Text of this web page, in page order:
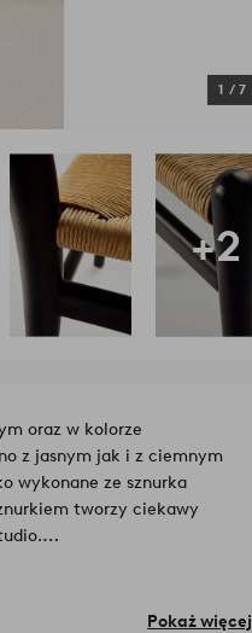
1 / 7
+2
oraz w kolorze
z jasnym jak i z ciemnym
wykonane ze sznurka
tworzy ciekawy
wysokość siedziska 45 cm,
wzdłuż przedniejPokaż więcej